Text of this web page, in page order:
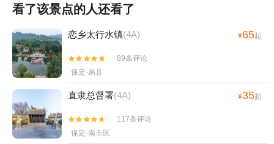
看了该景点的人还看了
恋乡太行水镇(4A) ¥65起


89条评论
保定·易县
直隶总督署(4A) ¥35起


117条评论
保定·南市区